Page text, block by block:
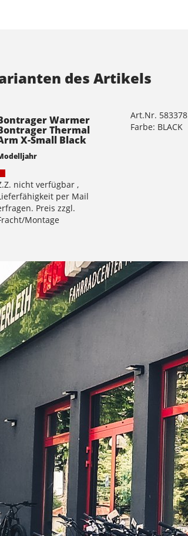
des Artikels
Warmer
Thermal
X-Small Black
nicht verfügbar ,
per Mail
Preis zzgl.
Montage
Art.Nr. 583378
Farbe: BLACK